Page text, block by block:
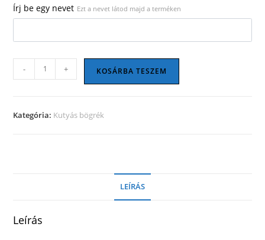
Írj be egy nevet Ezt a nevet látod majd a terméken
bögre
mennyiség
- + KOSÁRBA TESZEM
Kategória: Kutyás bögrék
LEÍRÁS
Leírás